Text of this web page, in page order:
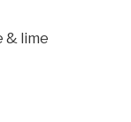
& lime